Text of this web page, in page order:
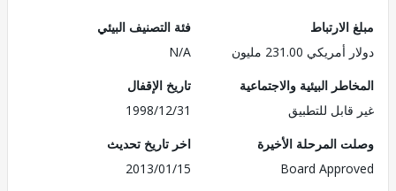
231.00 مليون
فئة التصنيف البيئي
N/A
البيئية والاجتماعية
للتطبيق
تاريخ الإقفال
1998/12/31
المرحلة الأخيرة
Board
اخر تاريخ تحديث
2013/01/15